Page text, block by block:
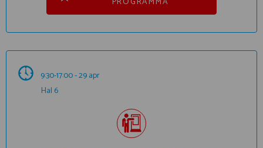
9:30-17:00 - 29 apr
Hal 6